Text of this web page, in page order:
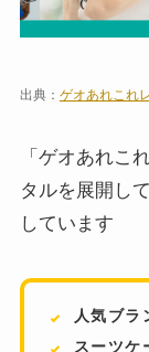
出典： ゲオあれこれ
「ゲオあれこ
タルを展開し
しています
人気ブラ
スーツケ